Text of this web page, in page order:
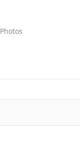
Photos